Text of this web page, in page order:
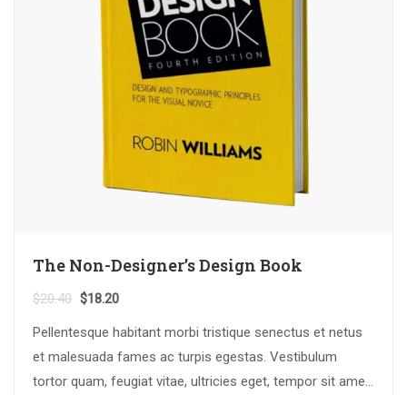
The Non-Designer’s Design Book
$20.40 $18.20
Pellentesque habitant morbi tristique senectus et netus
et malesuada fames ac turpis egestas. Vestibulum
tortor quam, feugiat vitae, ultricies eget, tempor sit amet,